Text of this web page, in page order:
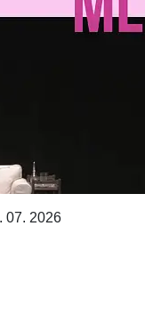
-
si čtyři dny
07. 2026